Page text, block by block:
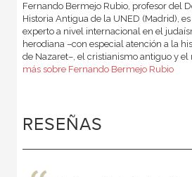
Fernando Bermejo Rubio, profesor del
Historia Antigua de la UNED (Madrid),
experto a nivel internacional en el
herodiana –con especial atención a la
de Nazaret–, el cristianismo antiguo y el
más sobre Fernando Bermejo Rubio
RESEÑAS